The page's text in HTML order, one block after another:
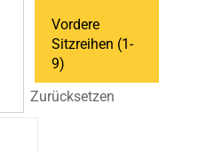
Vordere
Sitzreihen (1-
9)
Zurücksetzen